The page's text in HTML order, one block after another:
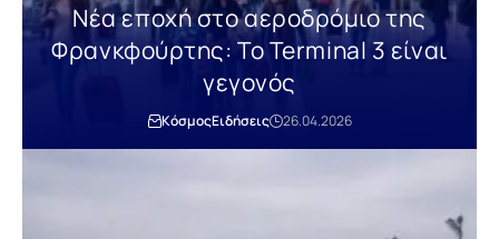
Νέα εποχή στο αεροδρόμιο της
Φρανκφούρτης: Το Terminal 3 είναι
γεγονός
ΚόσμοςΕιδήσεις 26.04.2026